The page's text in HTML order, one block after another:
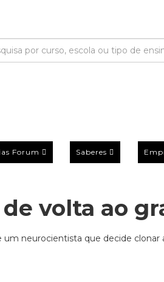
Forum Saberes
volta ao
um neurocientista que decide